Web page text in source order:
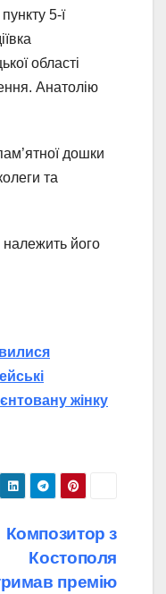
5-ї
області
Анатолію
дошки
та
належить його
жінку
Композитор з
Костополя
премію